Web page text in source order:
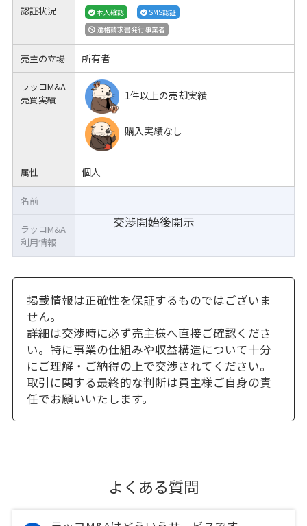
認証状況 本人確認
SMS認証
適格請求書発行事業者
売主の立場 所有者
ラッコM&A
売買実績
1件以上の売却実績
購入実績なし
属性 個人
交渉開始後開示
名前
ラッコM&A
利用情報
掲載情報は正確性を保証するものではございま
せん。
詳細は交渉時に必ず売主様へ直接ご確認くださ
い。特に事業の仕組みや収益構造について十分
にご理解・ご納得の上で交渉されてください。
取引に関する最終的な判断は買主様ご自身の責
任でお願いいたします。
よくある質問